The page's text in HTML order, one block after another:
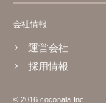
会社情報
運営会社
採用情報
© 2016 coconala Inc.